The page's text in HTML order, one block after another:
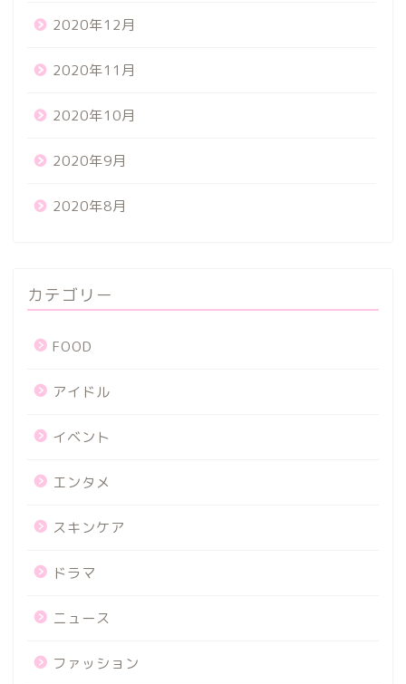
2020年12月
2020年11月
2020年10月
2020年9月
2020年8月
カテゴリー
FOOD
アイドル
イベント
エンタメ
スキンケア
ドラマ
ニュース
ファッション